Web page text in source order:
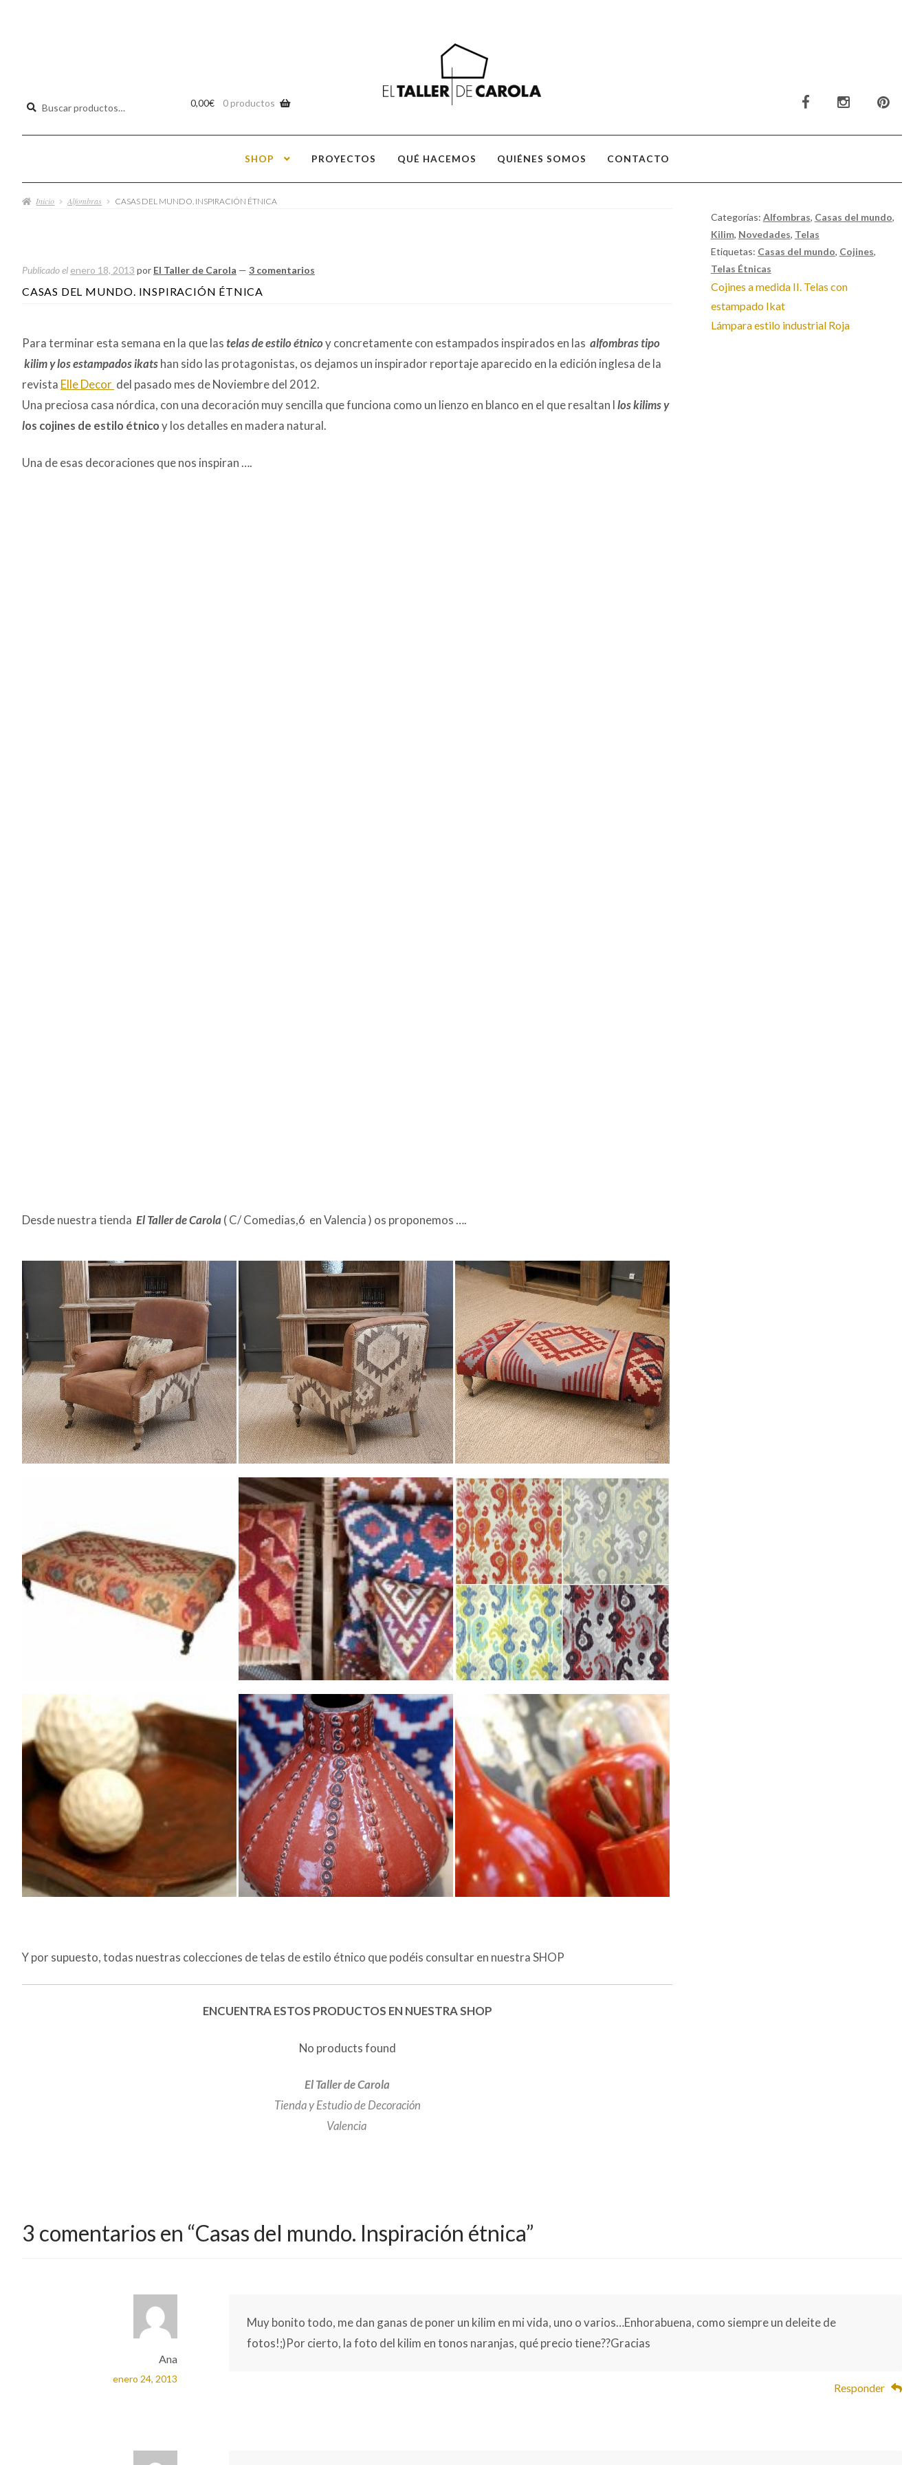
Buscar
0,00€ 0 productos
SHOP PROYECTOS QUÉ HACEMOS QUIÉNES SOMOS CONTACTO
Inicio Alfombras CASAS DEL MUNDO. INSPIRACIÓN ÉTNICA
Publicado el enero 18, 2013 por El Taller de Carola — 3 comentarios
CASAS DEL MUNDO. INSPIRACIÓN ÉTNICA
Para terminar esta semana en la que lastelas de estilo étnicoy concretamente con estampados inspirados en las alfombras tipo
kilim y los estampados ikatshan sido las protagonistas, os dejamos un inspirador reportaje aparecido en la edición inglesa de la
revista Elle Decor del pasado mes de Noviembre del 2012.
Una preciosa casa nórdica, con una decoración muy sencilla que funciona como un lienzo en blanco en el que resaltan llos kilims y
los cojines de estilo étnicoy los detalles en madera natural.
Una de esas decoraciones que nos inspiran ….
Y por supuesto, todas nuestras colecciones de telas de estilo étnico que podéis consultar en nuestra SHOP
ENCUENTRA ESTOS PRODUCTOS EN NUESTRA SHOP
No products found
El Taller de Carola
Tienda y Estudio de Decoración
Valencia
Categorías: Alfombras, Casas del mundo,
Kilim, Novedades, Telas
Etiquetas: Casas del mundo, Cojines,
Telas Étnicas
Navegación
entradas
Anterior:
Cojines a medida II. Telas con
estampado Ikat
Siguiente:
Lámpara estilo industrial Roja
Casas del mundo. Inspiración étnica”
enero 24, 2013
Muy bonito todo, me dan ganas de poner un kilim en mi vida, uno o varios…Enhorabuena, como siempre un deleite de
fotos!;)Por cierto, la foto del kilim en tonos naranjas, qué precio tiene??Gracias
EL TALLER DE CAROLA
enero 24, 2013 un saludo !
Estoy interesada en comprar un kilim, pero necesito saber los precios me gustan los de colores neutros como el que esta en la
Tu dirección de correo electrónico no será publicada.Los campos obligatorios están marcados con*
Comentario*